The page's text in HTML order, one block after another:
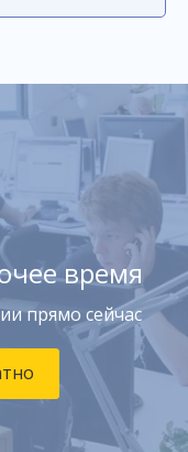
время
прямо сейчас